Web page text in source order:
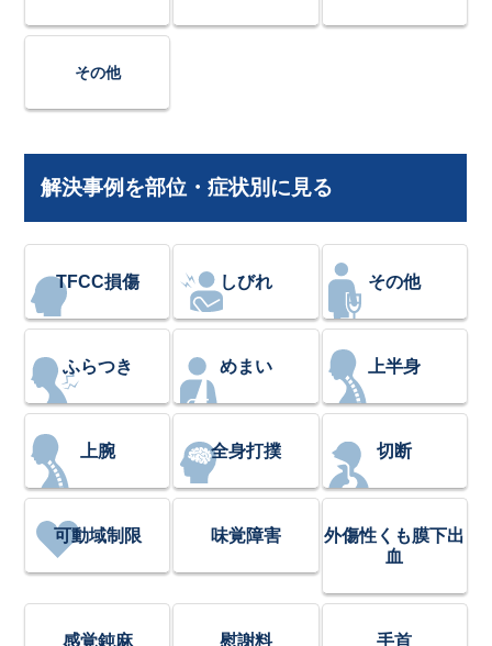
その他
解決事例を部位・症状別に見る
TFCC損傷 しびれ その他
ふらつき めまい 上半身
上腕 全身打撲 切断
可動域制限 味覚障害
外傷性くも膜下出
血
感覚鈍麻 慰謝料 手首